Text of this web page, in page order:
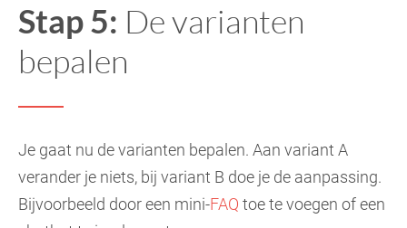
Stap 5: De varianten
bepalen
Je gaat nu de varianten bepalen. Aan variant A
verander je niets, bij variant B doe je de aanpassing.
Bijvoorbeeld door een mini-FAQ toe te voegen of een